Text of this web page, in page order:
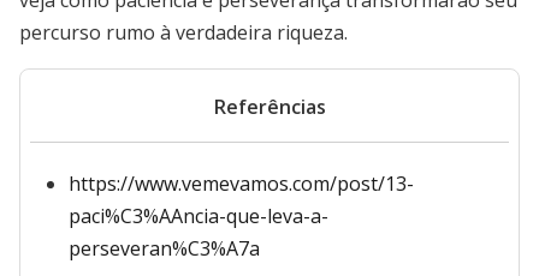
percurso rumo à verdadeira riqueza.
Referências
https://www.vemevamos.com/post/13-
paci%C3%AAncia-que-leva-a-
perseveran%C3%A7a